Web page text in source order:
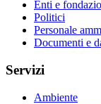
Enti e
Politici
Personale
Documenti e
Servizi
Ambiente